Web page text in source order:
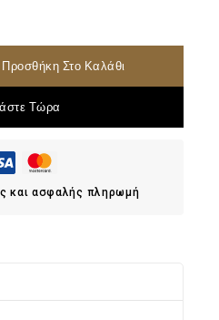
Προσθήκη Στο Καλάθι
Τώρα
και ασφαλής πληρωμή